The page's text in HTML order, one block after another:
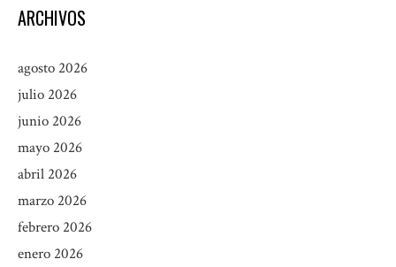
ARCHIVOS
agosto 2026
julio 2026
junio 2026
mayo 2026
abril 2026
marzo 2026
febrero 2026
enero 2026